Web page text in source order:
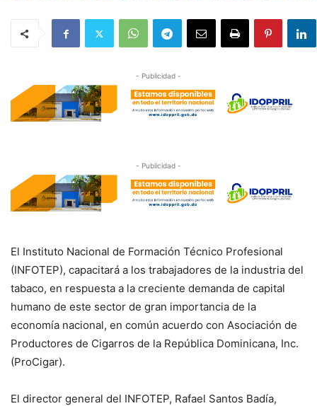
- Publicidad -
- Publicidad -
El Instituto Nacional de Formación Técnico Profesional
(INFOTEP), capacitará a los trabajadores de la industria del
tabaco, en respuesta a la creciente demanda de capital
humano de este sector de gran importancia de la
economía nacional, en común acuerdo con Asociación de
Productores de Cigarros de la República Dominicana, Inc.
(ProCigar).
El director general del INFOTEP, Rafael Santos Badía,